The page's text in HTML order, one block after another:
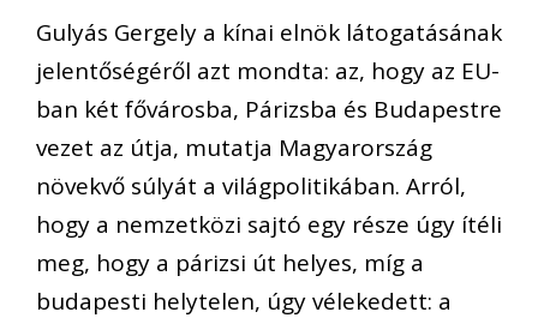
Gulyás Gergely a kínai elnök látogatásának
jelentőségéről azt mondta: az, hogy az EU-
ban két fővárosba, Párizsba és Budapestre
vezet az útja, mutatja Magyarország
növekvő súlyát a világpolitikában. Arról,
hogy a nemzetközi sajtó egy része úgy ítéli
meg, hogy a párizsi út helyes, míg a
budapesti helytelen, úgy vélekedett: a